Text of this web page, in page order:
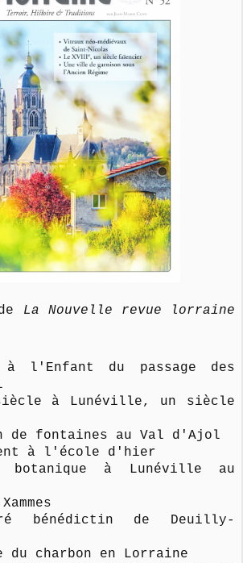
La Nouvelle revue lorraine
l'Enfant du passage des
à Lunéville, un siècle
de fontaines au Val d'Ajol
à l'école d'hier
à Lunéville au
bénédictin de Deuilly-
du charbon en Lorraine